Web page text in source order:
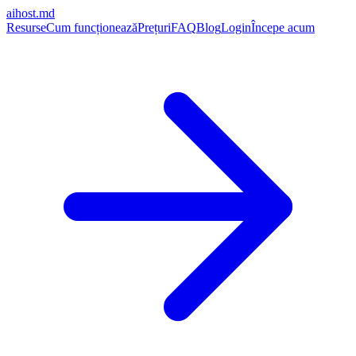
aihost.md
ResurseCum funcționeazăPrețuriFAQBlogLoginÎncepe acum